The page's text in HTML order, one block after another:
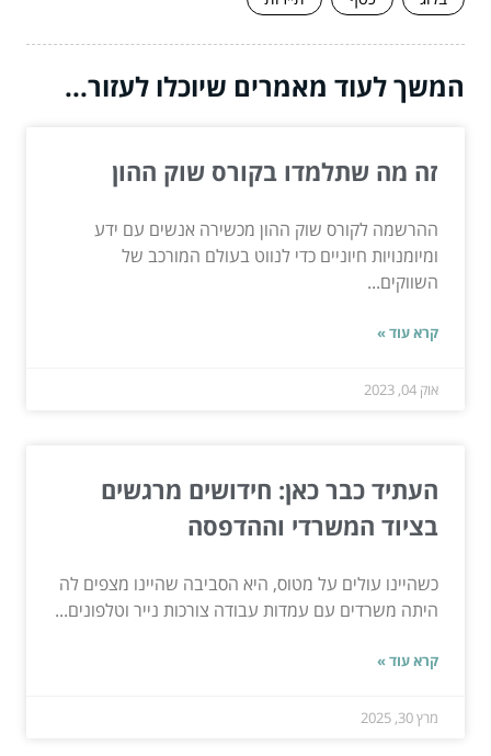
המשך לעוד מאמרים שיוכלו לעזור...
זה מה שתלמדו בקורס שוק ההון
ההרשמה לקורס שוק ההון מכשירה אנשים עם ידע
ומיומנויות חיוניים כדי לנווט בעולם המורכב של
השווקים...
קרא עוד »
אוק 04, 2023
העתיד כבר כאן: חידושים מרגשים
בציוד המשרדי וההדפסה
כשהיינו עולים על מטוס, היא הסביבה שהיינו מצפים לה
היתה משרדים עם עמדות עבודה צורכות נייר וטלפונים...
קרא עוד »
מרץ 30, 2025